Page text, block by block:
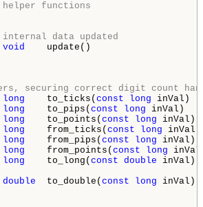
functions
data updated
void update()
securing correct digit count
long to_ticks( const long
long to_pips( const long
long to_points( const long
long from_ticks( const long
long from_pips( const long
long from_points( const long
long to_long( const double
double to_double( const long